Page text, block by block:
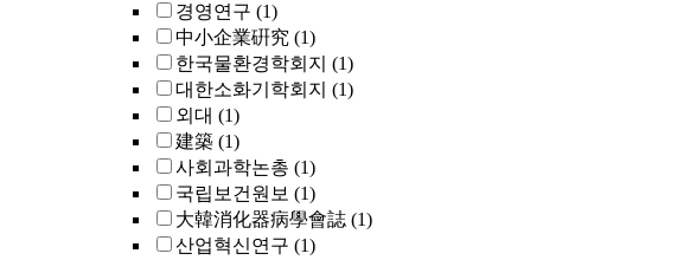
경영연구 (1)
中小企業硏究 (1)
한국물환경학회지 (1)
대한소화기학회지 (1)
외대 (1)
建築 (1)
사회과학논총 (1)
국립보건원보 (1)
大韓消化器病學會誌 (1)
산업혁신연구 (1)